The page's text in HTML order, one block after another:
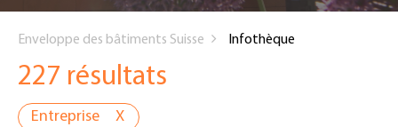
are
here
Enveloppe des bâtiments Suisse Infothèque
227 résultats
Entreprise X